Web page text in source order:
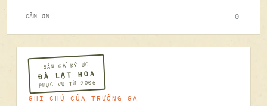
CẢM ƠN 0
SÂN GA KÝ ỨC
ĐÀ LẠT HOA
PHỤC VỤ TỪ 2006
GHI CHÚ CỦA TRƯỞNG GA